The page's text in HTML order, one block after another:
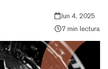
Jun 4, 2025
7 min lectura